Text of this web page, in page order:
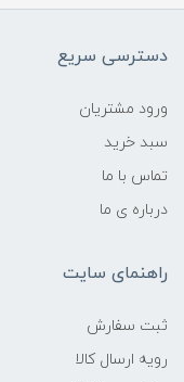
دسترسی سریع
ورود مشتریان
سبد خرید
تماس با ما
درباره ی ما
راهنمای سایت
ثبت سفارش
رویه ارسال کالا